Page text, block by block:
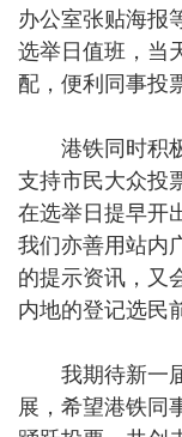
办公室张贴海报
选举日值班，当
配，便利同事投
港铁同时积极
支持市民大众投
在选举日提早开
我们亦善用站内
的提示资讯，又
内地的登记选民
我期待新一届
展，希望港铁同